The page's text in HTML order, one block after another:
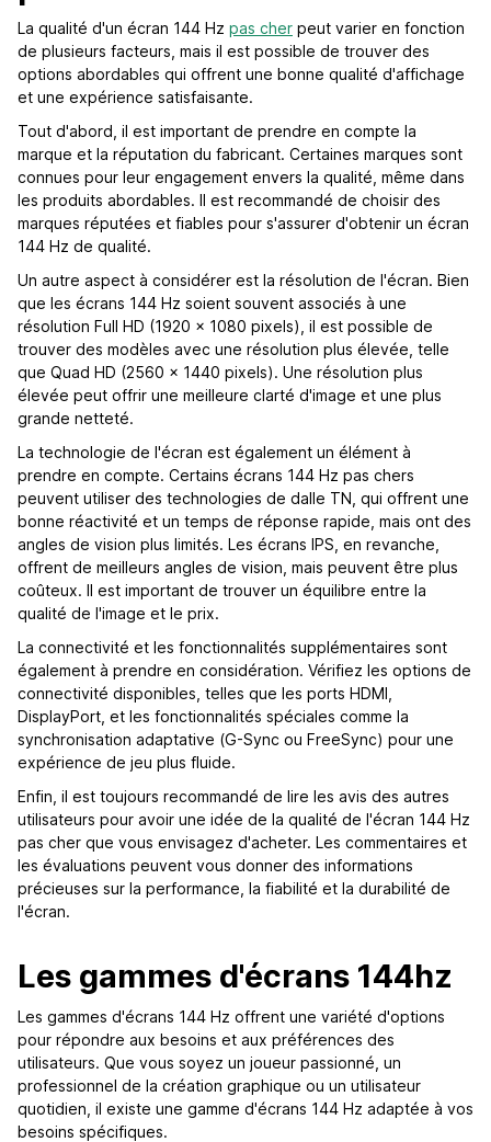
La qualité d'un écran 144 Hz pas cher peut varier en fonction
de plusieurs facteurs, mais il est possible de trouver des
options abordables qui offrent une bonne qualité d'affichage
et une expérience satisfaisante.
Tout d'abord, il est important de prendre en compte la
marque et la réputation du fabricant. Certaines marques sont
connues pour leur engagement envers la qualité, même dans
les produits abordables. Il est recommandé de choisir des
marques réputées et fiables pour s'assurer d'obtenir un écran
144 Hz de qualité.
Un autre aspect à considérer est la résolution de l'écran. Bien
que les écrans 144 Hz soient souvent associés à une
résolution Full HD (1920 x 1080 pixels), il est possible de
trouver des modèles avec une résolution plus élevée, telle
que Quad HD (2560 x 1440 pixels). Une résolution plus
élevée peut offrir une meilleure clarté d'image et une plus
grande netteté.
La technologie de l'écran est également un élément à
prendre en compte. Certains écrans 144 Hz pas chers
peuvent utiliser des technologies de dalle TN, qui offrent une
bonne réactivité et un temps de réponse rapide, mais ont des
angles de vision plus limités. Les écrans IPS, en revanche,
offrent de meilleurs angles de vision, mais peuvent être plus
coûteux. Il est important de trouver un équilibre entre la
qualité de l'image et le prix.
La connectivité et les fonctionnalités supplémentaires sont
également à prendre en considération. Vérifiez les options de
connectivité disponibles, telles que les ports HDMI,
DisplayPort, et les fonctionnalités spéciales comme la
synchronisation adaptative (G-Sync ou FreeSync) pour une
expérience de jeu plus fluide.
Enfin, il est toujours recommandé de lire les avis des autres
utilisateurs pour avoir une idée de la qualité de l'écran 144 Hz
pas cher que vous envisagez d'acheter. Les commentaires et
les évaluations peuvent vous donner des informations
précieuses sur la performance, la fiabilité et la durabilité de
l'écran.
Les gammes d'écrans 144hz
Les gammes d'écrans 144 Hz offrent une variété d'options
pour répondre aux besoins et aux préférences des
utilisateurs. Que vous soyez un joueur passionné, un
professionnel de la création graphique ou un utilisateur
quotidien, il existe une gamme d'écrans 144 Hz adaptée à vos
besoins spécifiques.